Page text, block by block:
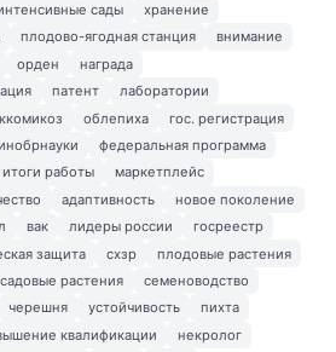
сады
хранение
плодово-ягодная станция
внимание
орден
награда
патент
лаборатории
облепиха
гос. регистрация
федеральная программа
итоги работы
маркетплейс
адаптивность
новое поколение
вак лидеры россии
госреестр
защита схзр
плодовые растения
садовые растения
семеноводство
черешня устойчивость
пихта
квалификации
некролог